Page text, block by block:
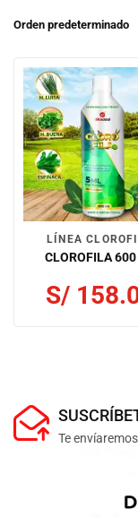
LÍNEA
CLOROFILA
S/
Te